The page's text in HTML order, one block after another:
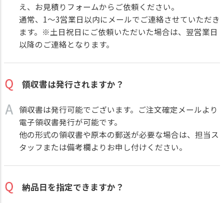
え、 お見積りフォームからご依頼ください。
通常、1～3営業日以内にメールでご連絡させていただき
ます。※土日祝日にご依頼いただいた場合は、翌営業日
以降のご連絡となります。
領収書は発行されますか？
領収書は発行可能でございます。ご注文確定メールより
電子領収書発行が可能です。
他の形式の領収書や原本の郵送が必要な場合は、担当ス
タッフまたは備考欄よりお申し付けください。
納品日を指定できますか？